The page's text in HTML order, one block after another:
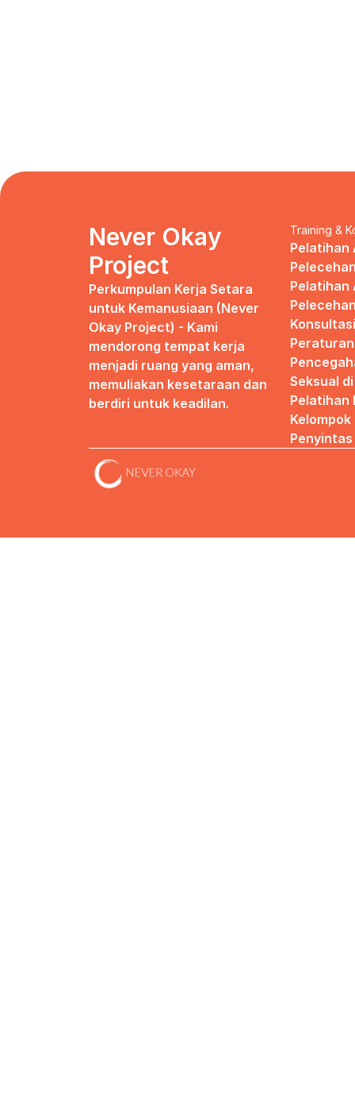
Never Okay
Project
Perkumpulan Kerja Setara
untuk Kemanusiaan (Never
Okay Project) - Kami
mendorong tempat kerja
menjadi ruang yang aman,
memuliakan kesetaraan dan
berdiri untuk keadilan.
Training &
Pelatihan
Pelatihan
Seksual
Pelatihan
Penyintas